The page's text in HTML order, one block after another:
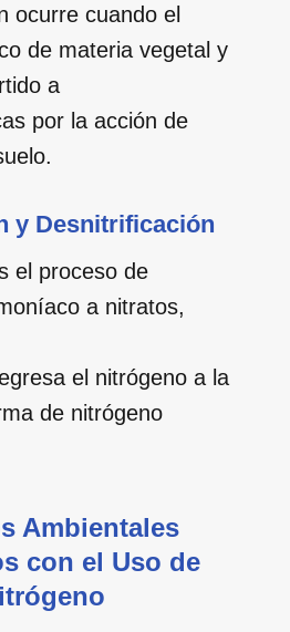
ocurre cuando el
de materia vegetal y
a
por la acción de
y Desnitrificación
el proceso de
a nitratos,
el nitrógeno a la
de nitrógeno
Ambientales
con el Uso de